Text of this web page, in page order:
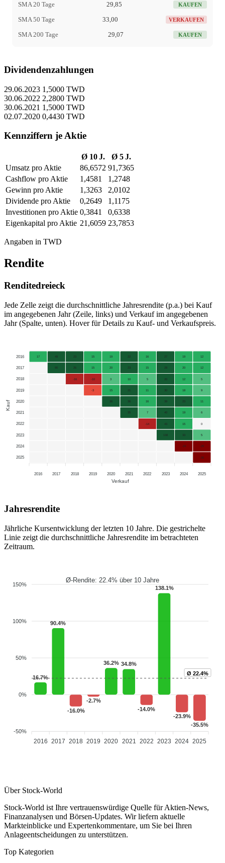
SMA 20 Tage 29,85 KAUFEN
SMA 50 Tage 33,00 VERKAUFEN
SMA 200 Tage 29,07 KAUFEN
Dividendenzahlungen
29.06.2023 1,5000 TWD
30.06.2022 2,2800 TWD
30.06.2021 1,5000 TWD
02.07.2020 0,4430 TWD
Kennziffern je Aktie
Ø 10 J.
Ø 5 J.
Umsatz pro Aktie
86,6572 91,7365
Cashflow pro Aktie
1,4581
1,2748
Gewinn pro Aktie
1,3263
2,0102
Dividende pro Aktie
0,2649
1,1175
Investitionen pro Aktie 0,3841
0,6338
Eigenkapital pro Aktie 21,6059 23,7853
Angaben in TWD
Rendite
Renditedreieck
Jede Zelle zeigt die durchschnittliche Jahresrendite (p.a.) bei Kauf
im angegebenen Jahr (Zeile, links) und Verkauf im angegebenen
Jahr (Spalte, unten). Hover für Details zu Kauf- und Verkaufspreis.
2016
2017
2018
2019
2020
2021
2022
2023
2024
2025
Kauf
17 49 23 15 19 22 16 27 19 12
90 26 15 20 23 15 28 20 12
-16 -10 3 10 5 20 12 5
-3 15 21 11 30 18 9
36 36 16 39 23 11
35 7 40 19 6
-14 43 15 0
138 33 5
-24 -29
-35
2016 2017 2018 2019 2020 2021 2022 2023 2024 2025
Verkauf
Jahresrendite
Jährliche Kursentwicklung der letzten 10 Jahre. Die gestrichelte
Linie zeigt die durchschnittliche Jahresrendite im betrachteten
Zeitraum.
Ø-Rendite: 22.4% über 10 Jahre
150%
100%
50%
0%
-50%
16.7%
90.4%
-16.0%
-2.7%
36.2% 34.8%
-14.0%
138.1%
-23.9%
-35.5%
2016 2017 2018 2019 2020 2021 2022 2023 2024 2025
Ø 22.4%
Über Stock-World
Stock-World ist Ihre vertrauenswürdige Quelle für Aktien-News,
Finanzanalysen und Börsen-Updates. Wir liefern aktuelle
Markteinblicke und Expertenkommentare, um Sie bei Ihren
Anlageentscheidungen zu unterstützen.
Top Kategorien